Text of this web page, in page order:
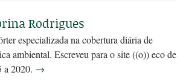
Rodrigues
especializada na cobertura diária de
ambiental. Escreveu para o site ((o)) eco de
a 2020. →